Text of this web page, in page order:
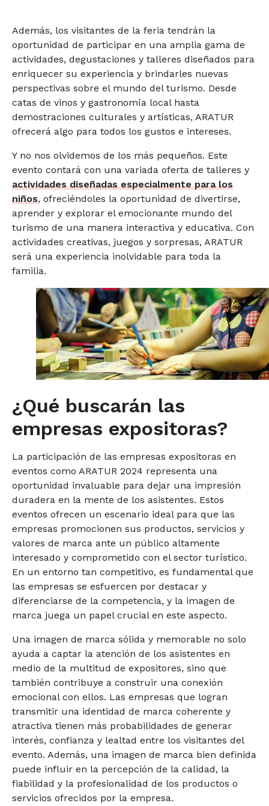
Además, los visitantes de la feria tendrán la
oportunidad de participar en una amplia gama de
actividades, degustaciones y talleres diseñados para
enriquecer su experiencia y brindarles nuevas
perspectivas sobre el mundo del turismo. Desde
catas de vinos y gastronomía local hasta
demostraciones culturales y artísticas, ARATUR
ofrecerá algo para todos los gustos e intereses.
Y no nos olvidemos de los más pequeños. Este
evento contará con una variada oferta de talleres y
actividades diseñadas especialmente para los
niños, ofreciéndoles la oportunidad de divertirse,
aprender y explorar el emocionante mundo del
turismo de una manera interactiva y educativa. Con
actividades creativas, juegos y sorpresas, ARATUR
será una experiencia inolvidable para toda la
familia.
¿Qué buscarán las
empresas expositoras?
La participación de las empresas expositoras en
eventos como ARATUR 2024 representa una
oportunidad invaluable para dejar una impresión
duradera en la mente de los asistentes. Estos
eventos ofrecen un escenario ideal para que las
empresas promocionen sus productos, servicios y
valores de marca ante un público altamente
interesado y comprometido con el sector turístico.
En un entorno tan competitivo, es fundamental que
las empresas se esfuercen por destacar y
diferenciarse de la competencia, y la imagen de
marca juega un papel crucial en este aspecto.
Una imagen de marca sólida y memorable no solo
ayuda a captar la atención de los asistentes en
medio de la multitud de expositores, sino que
también contribuye a construir una conexión
emocional con ellos. Las empresas que logran
transmitir una identidad de marca coherente y
atractiva tienen más probabilidades de generar
interés, confianza y lealtad entre los visitantes del
evento. Además, una imagen de marca bien definida
puede influir en la percepción de la calidad, la
fiabilidad y la profesionalidad de los productos o
servicios ofrecidos por la empresa.